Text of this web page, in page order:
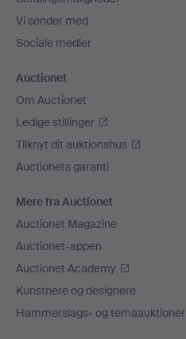
Vi sender med
Sociale medier
Auctionet
Om Auctionet
Ledige stillinger
Tilknyt dit auktionshus
Auctionets garanti
Mere fra Auctionet
Auctionet Magazine
Auctionet-appen
Auctionet Academy
Kunstnere og designere
Hammerslags- og temaauktioner